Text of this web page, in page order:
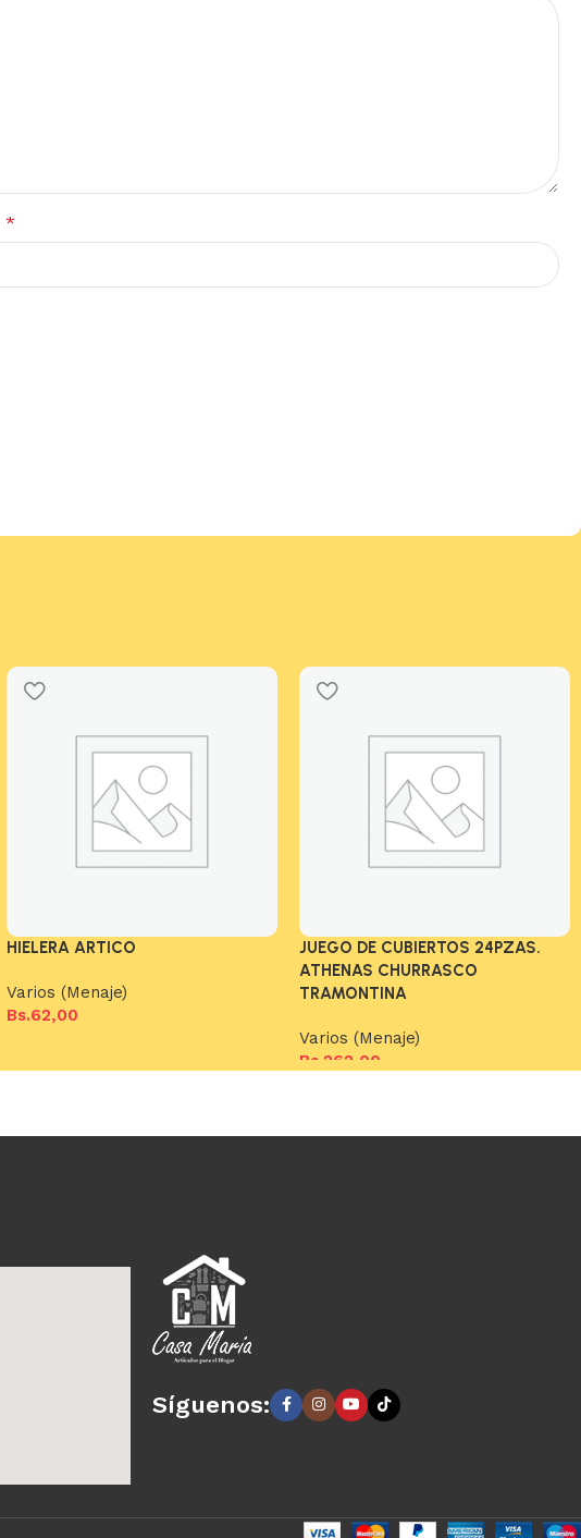
*
HIELERA ARTICO
Varios (Menaje)
Bs.62,00
JUEGO DE CUBIERTOS 24PZAS.
ATHENAS CHURRASCO
TRAMONTINA
Varios (Menaje)
Bs.262,00
Síguenos: